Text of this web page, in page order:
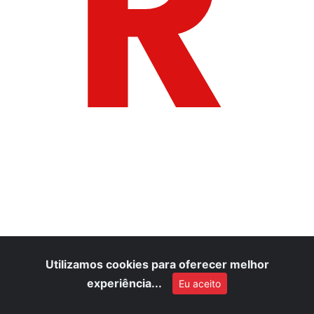
Utilizamos cookies para oferecer melhor
experiência...
Eu aceito